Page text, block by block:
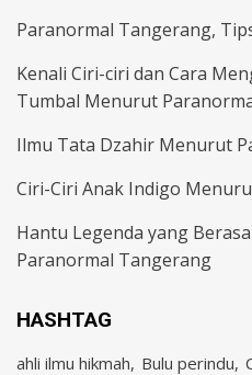
Paranormal Tangerang,
Kenali Ciri-ciri dan Cara
Tumbal Menurut
Ilmu Tata Dzahir Menurut
Ciri-Ciri Anak Indigo
Hantu Legenda yang
Paranormal Tangerang
HASHTAG
ahli ilmu hikmah Bulu perindu